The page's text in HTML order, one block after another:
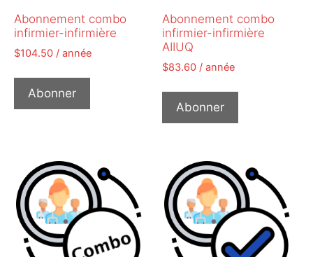
Abonnement combo
infirmier-infirmière
$104.50 / année
Abonner
Abonnement combo
infirmier-infirmière
AIIUQ
$83.60 / année
Abonner